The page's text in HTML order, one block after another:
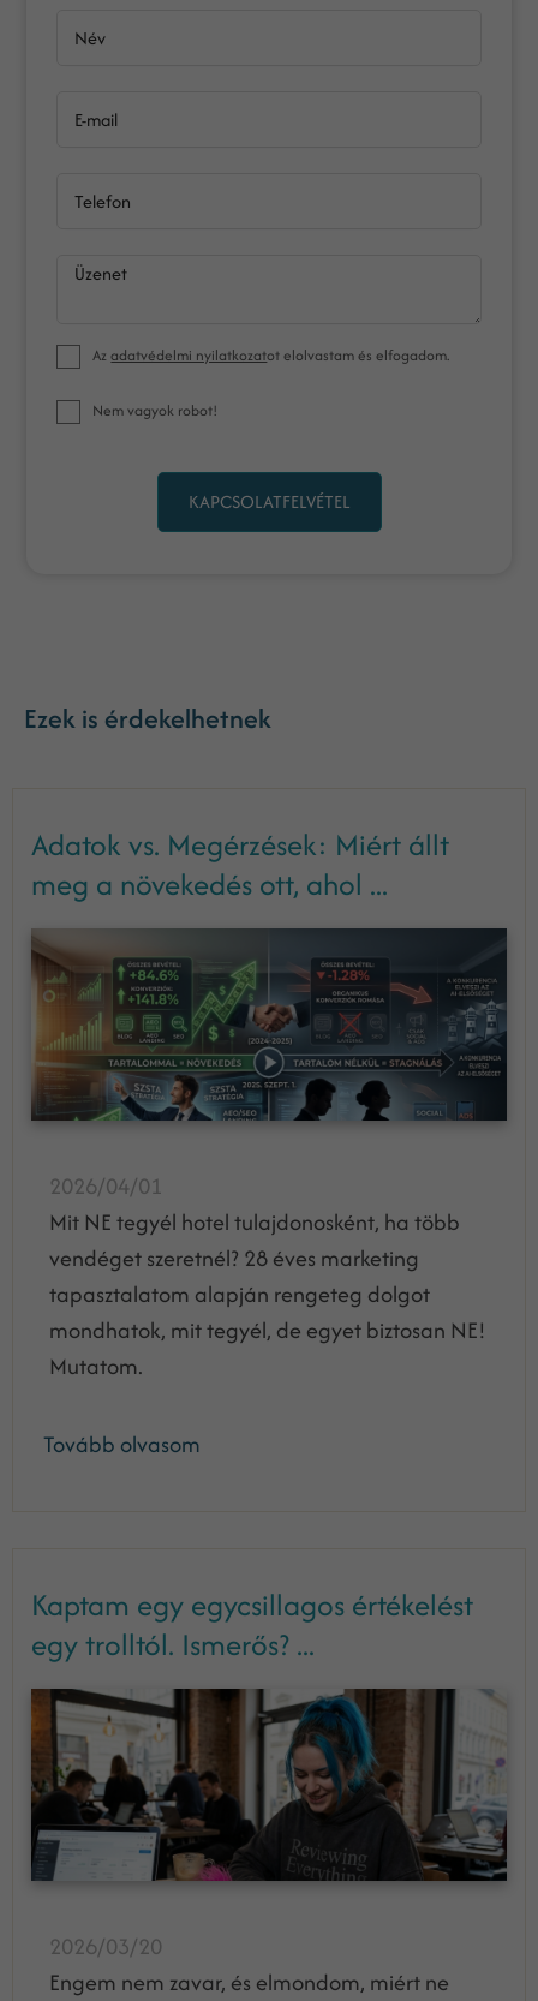
Név
E-mail
Telefon
Üzenet
Azadatvédelmi nyilatkozatot elolvastam és elfogadom.
Nem vagyok robot!
KAPCSOLATFELVÉTEL
Ezek is érdekelhetnek
Adatok vs. Megérzések: Miért állt
meg a növekedés ott, ahol ...
2026/04/01
Mit NE tegyél hotel tulajdonosként, ha több
vendéget szeretnél? 28 éves marketing
tapasztalatom alapján rengeteg dolgot
mondhatok, mit tegyél, de egyet biztosan NE!
Mutatom.
Tovább olvasom
Kaptam egy egycsillagos értékelést
egy trolltól. Ismerős? ...
2026/03/20
Engem nem zavar, és elmondom, miért ne